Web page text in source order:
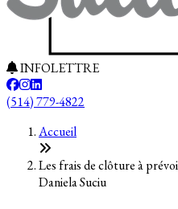
INFOLETTRE
(514) 779-4822
Accueil
Les frais de clôture à
Daniela Suciu